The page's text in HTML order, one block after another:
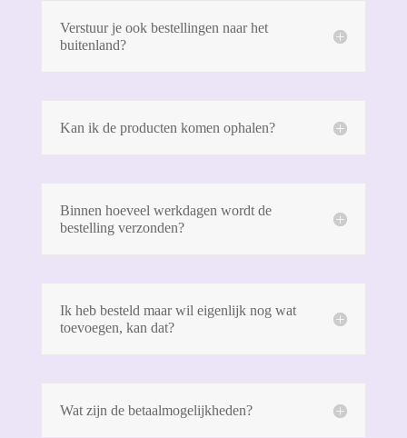
Verstuur je ook bestellingen naar het
buitenland?
Kan ik de producten komen ophalen?
Binnen hoeveel werkdagen wordt de
bestelling verzonden?
Ik heb besteld maar wil eigenlijk nog wat
toevoegen, kan dat?
Wat zijn de betaalmogelijkheden?